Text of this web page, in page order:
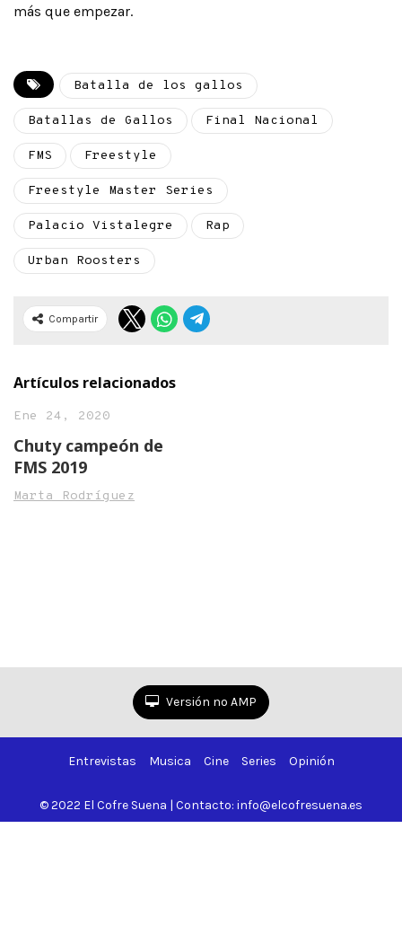
más que empezar.
Batalla de los gallos
Batallas de Gallos Final Nacional
FMS Freestyle
Freestyle Master Series
Palacio Vistalegre Rap
Urban Roosters
Compartir
Artículos relacionados
Ene 24, 2020
Chuty campeón de
FMS 2019
Marta Rodríguez
Versión no AMP
Entrevistas Musica Cine Series Opinión
© 2022 El Cofre Suena | Contacto: info@elcofresuena.es